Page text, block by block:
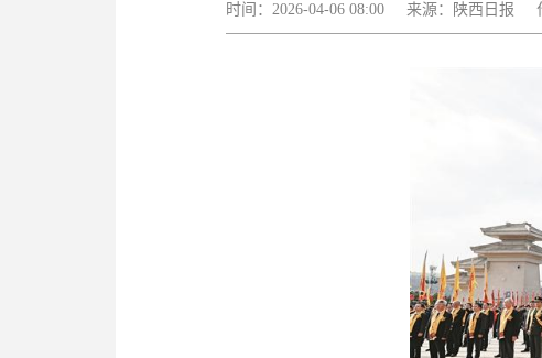
时间：2026-04-06 08:00 来源：陕西日报